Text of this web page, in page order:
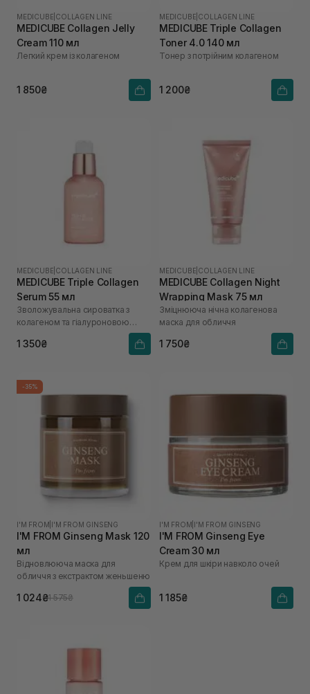
MEDICUBE COLLAGEN LINE
MEDICUBE Collagen Jelly
Cream 110 мл
Легкий крем із колагеном
1 850₴
MEDICUBE COLLAGEN LINE
MEDICUBE Triple Collagen
Toner 4.0 140 мл
Тонер з потрійним колагеном
1 200₴
MEDICUBE COLLAGEN LINE
MEDICUBE Triple Collagen
Serum 55 мл
Зволожувальна сироватка з
колагеном та гіалуроновою
1 350₴
MEDICUBE COLLAGEN LINE
MEDICUBE Collagen Night
Wrapping Mask 75 мл
Зміцнююча нічна колагенова
маска для обличчя
1 750₴
-35%
I'M FROM I'M FROM GINSENG
I'M FROM Ginseng Mask 120
мл
Відновлююча маска для
обличчя з екстрактом женьшеню
1 024₴1 575₴
I'M FROM I'M FROM GINSENG
I'M FROM Ginseng Eye
Cream 30 мл
Крем для шкіри навколо очей
1 185₴